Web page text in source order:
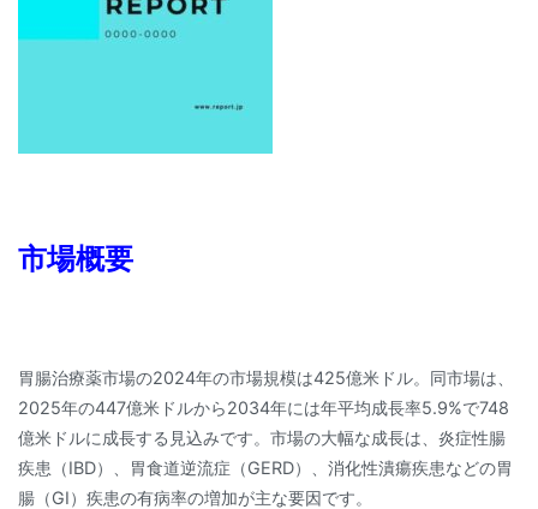
市場概要
胃腸治療薬市場の2024年の市場規模は425億米ドル。同市場は、
2025年の447億米ドルから2034年には年平均成長率5.9%で748
億米ドルに成長する見込みです。市場の大幅な成長は、炎症性腸
疾患（IBD）、胃食道逆流症（GERD）、消化性潰瘍疾患などの胃
腸（GI）疾患の有病率の増加が主な要因です。